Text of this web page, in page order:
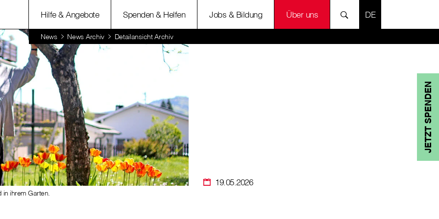
Hilfe & Angebote Spenden & Helfen Jobs & Bildung Über uns SPRACHE
News News Archiv Detailansicht Archiv
JETZT SPENDEN
19.05.2026
in ihrem Garten.